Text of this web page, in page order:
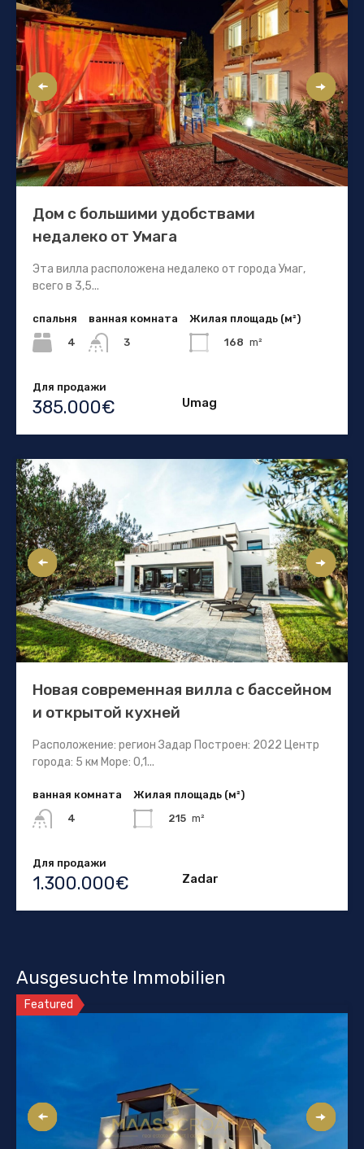
Дом с большими удобствами
недалеко от Умага
Эта вилла расположена недалеко от города Умаг,
всего в 3,5...
спальня
4
ванная комната
3
Жилая площадь (м²)
168 m²
Для продажи
385.000€ Umag
Новая современная вилла с бассейном
и открытой кухней
Расположение: регион Задар Построен: 2022 Центр
города: 5 км Море: 0,1...
ванная комната
4
Жилая площадь (м²)
215 m²
Для продажи
1.300.000€ Zadar
Ausgesuchte Immobilien
Featured